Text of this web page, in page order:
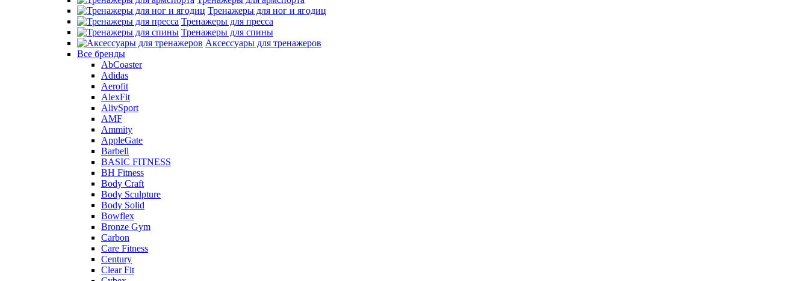
Тренажеры для ног и ягодиц
Тренажеры для пресса
Тренажеры для спины
Аксессуары для тренажеров
Все бренды
AbCoaster
Adidas
Aerofit
AlexFit
AlivSport
AMF
Ammity
AppleGate
Barbell
BASIC FITNESS
BH Fitness
Body Craft
Body Sculpture
Body Solid
Bowflex
Bronze Gym
Carbon
Care Fitness
Century
Clear Fit